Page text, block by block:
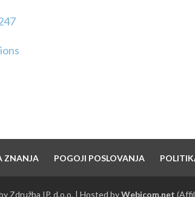
ZNANJA POGOJI POSLOVANJA
Združba IP, d.o.o. | Hosted byWebicom.net